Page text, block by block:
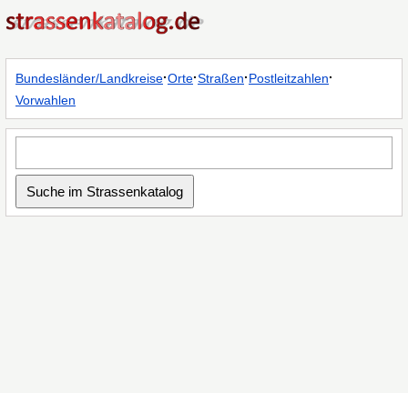
Bundesländer/Landkreise·Orte·Straßen·Postleitzahlen·
Vorwahlen